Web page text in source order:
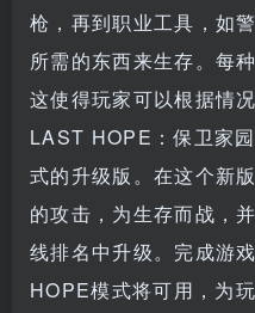
枪，再到职业工具，如
所需的东西来生存。每
这使得玩家可以根据情
LAST HOPE：保卫家
式的升级版。在这个新
的攻击，为生存而战，
线排名中升级。完成游
HOPE模式将可用，为